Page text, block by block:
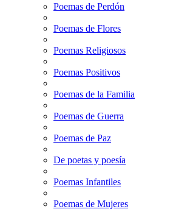
Poemas de Perdón
Poemas de Flores
Poemas Religiosos
Poemas Positivos
Poemas de la Familia
Poemas de Guerra
Poemas de Paz
De poetas y poesía
Poemas Infantiles
Poemas de Mujeres